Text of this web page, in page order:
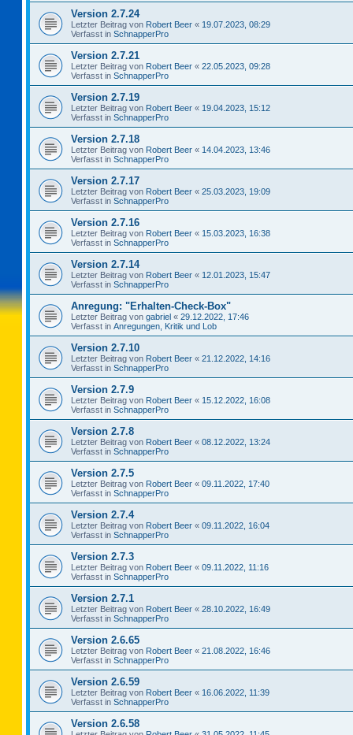
Version 2.7.24
Letzter Beitrag von Robert Beer « 19.07.2023, 08:29
Verfasst in SchnapperPro
Version 2.7.21
Letzter Beitrag von Robert Beer « 22.05.2023, 09:28
Verfasst in SchnapperPro
Version 2.7.19
Letzter Beitrag von Robert Beer « 19.04.2023, 15:12
Verfasst in SchnapperPro
Version 2.7.18
Letzter Beitrag von Robert Beer « 14.04.2023, 13:46
Verfasst in SchnapperPro
Version 2.7.17
Letzter Beitrag von Robert Beer « 25.03.2023, 19:09
Verfasst in SchnapperPro
Version 2.7.16
Letzter Beitrag von Robert Beer « 15.03.2023, 16:38
Verfasst in SchnapperPro
Version 2.7.14
Letzter Beitrag von Robert Beer « 12.01.2023, 15:47
Verfasst in SchnapperPro
Anregung: "Erhalten-Check-Box"
Letzter Beitrag von gabriel « 29.12.2022, 17:46
Verfasst in Anregungen, Kritik und Lob
Version 2.7.10
Letzter Beitrag von Robert Beer « 21.12.2022, 14:16
Verfasst in SchnapperPro
Version 2.7.9
Letzter Beitrag von Robert Beer « 15.12.2022, 16:08
Verfasst in SchnapperPro
Version 2.7.8
Letzter Beitrag von Robert Beer « 08.12.2022, 13:24
Verfasst in SchnapperPro
Version 2.7.5
Letzter Beitrag von Robert Beer « 09.11.2022, 17:40
Verfasst in SchnapperPro
Version 2.7.4
Letzter Beitrag von Robert Beer « 09.11.2022, 16:04
Verfasst in SchnapperPro
Version 2.7.3
Letzter Beitrag von Robert Beer « 09.11.2022, 11:16
Verfasst in SchnapperPro
Version 2.7.1
Letzter Beitrag von Robert Beer « 28.10.2022, 16:49
Verfasst in SchnapperPro
Version 2.6.65
Letzter Beitrag von Robert Beer « 21.08.2022, 16:46
Verfasst in SchnapperPro
Version 2.6.59
Letzter Beitrag von Robert Beer « 16.06.2022, 11:39
Verfasst in SchnapperPro
Version 2.6.58